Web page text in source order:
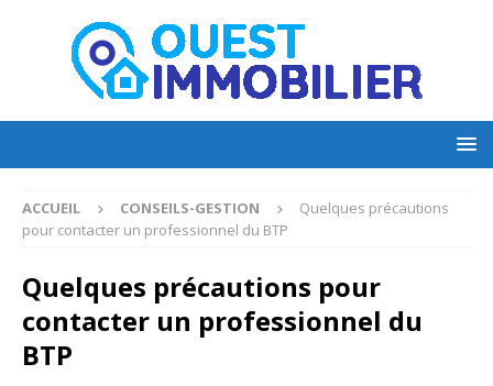
ACCUEIL CONSEILS-GESTION
Quelques précautions
pour contacter un professionnel du BTP
Quelques précautions pour
contacter un professionnel du
BTP